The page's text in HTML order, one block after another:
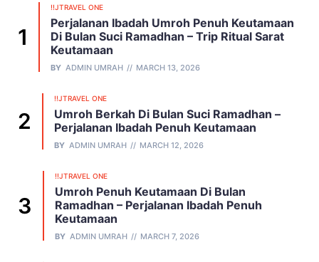
!!JTRAVEL ONE
Perjalanan Ibadah Umroh Penuh Keutamaan
Di Bulan Suci Ramadhan – Trip Ritual Sarat
Keutamaan
BY ADMIN UMRAH MARCH 13, 2026
!!JTRAVEL ONE
Umroh Berkah Di Bulan Suci Ramadhan –
Perjalanan Ibadah Penuh Keutamaan
BY ADMIN UMRAH MARCH 12, 2026
!!JTRAVEL ONE
Umroh Penuh Keutamaan Di Bulan
Ramadhan – Perjalanan Ibadah Penuh
Keutamaan
BY ADMIN UMRAH MARCH 7, 2026